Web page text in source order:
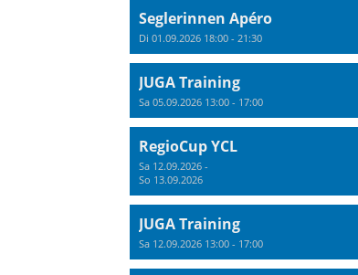
Seglerinnen Apéro
Di 01.09.2026 18:00 - 21:30
JUGA Training
Sa 05.09.2026 13:00 - 17:00
RegioCup YCL
Sa 12.09.2026 -
So 13.09.2026
JUGA Training
Sa 12.09.2026 13:00 - 17:00